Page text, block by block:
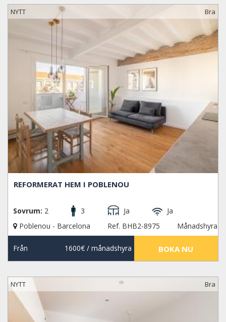
NYTT Bra
REFORMERAT HEM I POBLENOU
Sovrum: 2 3 Ja
Ja
Poblenou - Barcelona
Ref. BHB2-8975 Månadshyra
Från 1600€/ månadshyra BOKA NU
NYTT Bra